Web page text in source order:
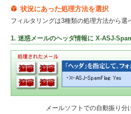
状況にあった処理方法を選択
フィルタリングは3種類の処理方法から選
1. 迷惑メールのヘッダ情報に X-ASJ-
メールソフトでの自動振り分